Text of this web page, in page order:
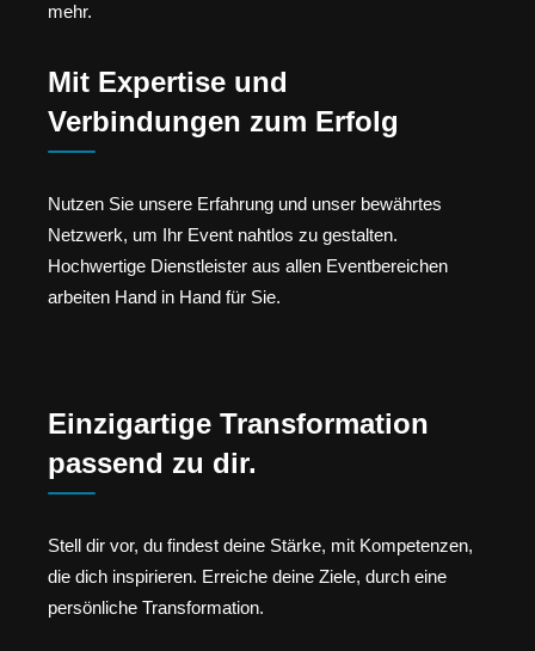
mehr.
Mit Expertise und
Verbindungen zum Erfolg
Nutzen Sie unsere Erfahrung und unser bewährtes
Netzwerk, um Ihr Event nahtlos zu gestalten.
Hochwertige Dienstleister aus allen Eventbereichen
arbeiten Hand in Hand für Sie.
Einzigartige Transformation
passend zu dir.
Stell dir vor, du findest deine Stärke, mit Kompetenzen,
die dich inspirieren. Erreiche deine Ziele, durch eine
persönliche Transformation.